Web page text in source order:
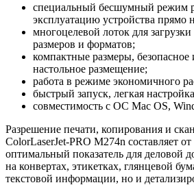
специальный бесшумный режим
эксплуатацию устройства прямо
многоцелевой лоток для
размеров и форматов;
компактные размеры, безопасное
настольное размещение;
работа в режиме экономичного
быстрый запуск, легкая
совместимость с ОС Mac OS,
Разрешение печати, копирования и
ColorLaserJet-PRO M274n составляет
оптимальный показатель для деловой
на конвертах, этикетках, глянцевой
текстовой информации, но и